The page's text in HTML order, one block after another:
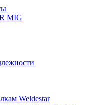
MIG
Weldestar